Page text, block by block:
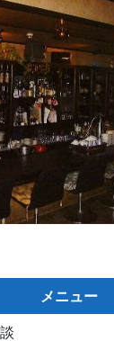
メニュー